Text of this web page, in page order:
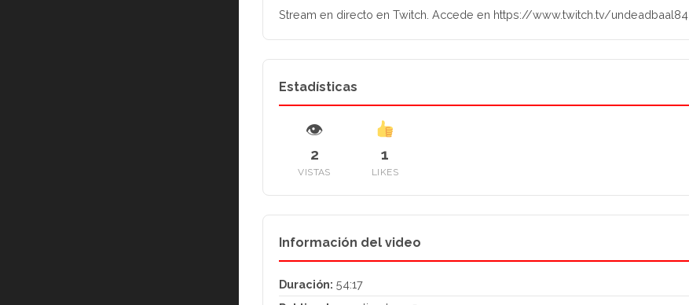
Stream en directo en Twitch. Accede en https://www.twitch.tv/undeadbaal84
Estadísticas
👁
2
VISTAS
1
LIKES
Información del video
Duración: 54:17